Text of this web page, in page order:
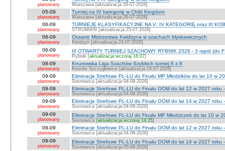
planowany Warszawa [aktualizacja:26-07-2026]
05-09
planowany
Turniej na IV kategorię w Child Kingdom
Warszawa [aktualizacja:26-07-2026]
06-09
planowany
TURNIEJE KLASYFIKACYJNE NA V; IV KATEGORIĘ oraz III
STRUMIEŃ [aktualizacja:25-07-2026]
06-09
planowany
Otwarte Mistrzostwa Kwidzyna w szachach błyskawicznych
Kwidzyn [aktualizacja:24-07-2026]
06-09
planowany
III OTWARTY TURNIEJ SZACHOWY RYBNIK 2026 - 3 rapid (do
Rybnik [aktualizacja:wczoraj 16:07]
08-09
planowany
Knurowska Liga Szachów Szybkich turniej 6 z 8
Knurów Szczygłowice [aktualizacja:19-07-2026]
09-09
planowany
Eliminacje Strefowe PL-LU do Finału MP Młodzików do lat 10 w
Sosnowica [aktualizacja:04-08-2026]
09-09
planowany
Eliminacje Strefowe PL-LU do Finału OOM do lat 12 w 2027 roku
Sosnowica [aktualizacja:04-08-2026]
09-09
planowany
Eliminacje Strefowe PL-LU do Finału OOM do lat 14 w 2027 roku
Sosnowica [aktualizacja:04-08-2026]
09-09
planowany
Eliminacje Strefowe PL-LU do Finału MP Młodziczek do lat 10 w
Sosnowica [aktualizacja:wczoraj 14:25]
09-09
planowany
Eliminacje Strefowe PL-LU do Finału OOM do lat 12 w 2027 roku
Sosnowica [aktualizacja:04-08-2026]
09-09
planowany
Eliminacje Strefowe PL-LU do Finału OOM do lat 14 w 2027 roku
Sosnowica [aktualizacja:05-08-2026]